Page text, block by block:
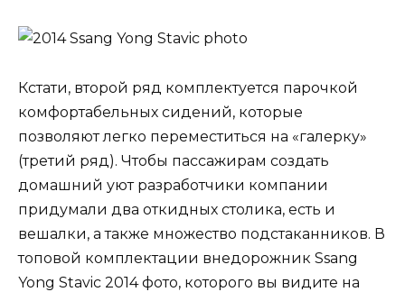
Кстати, второй ряд комплектуется парочкой
комфортабельных сидений, которые
позволяют легко переместиться на «галерку»
(третий ряд). Чтобы пассажирам создать
домашний уют разработчики компании
придумали два откидных столика, есть и
вешалки, а также множество подстаканников. В
топовой комплектации внедорожник Ssang
Yong Stavic 2014 фото, которого вы видите на